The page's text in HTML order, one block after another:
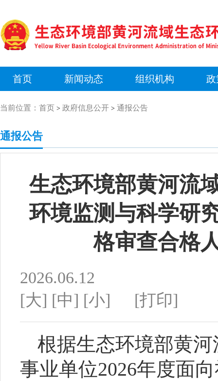
首页 新闻动态 组织机构 政
当前位置： 首页 > 政府信息公开 > 通报公告
通报公告
生态环境部黄河流
环境监测与科学研
格审查合格
2026.06.12
[大] [中] [小] [打印]
根据生态环境部黄
事业单位2026年度面向